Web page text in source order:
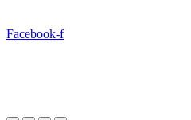
Facebook-f